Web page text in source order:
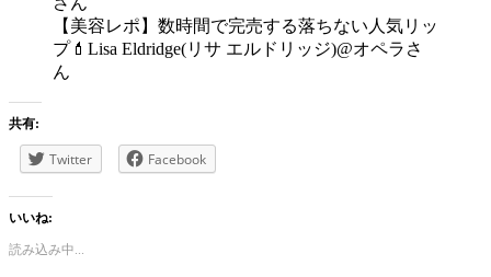
【美容レポ】数時間で完売する落ちない人気リッ
プ💄Lisa Eldridge(リサ エルドリッジ)@オペラさ
ん
共有:
Twitter Facebook
いいね:
読み込み中...